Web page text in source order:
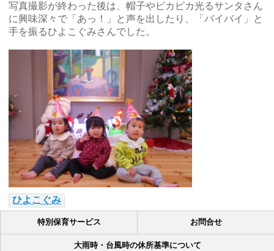
写真撮影が終わった後は、帽子やピカピカ光るサンタさん
に興味深々で「あっ！」と声を出したり、「バイバイ」と
手を振るひよこぐみさんでした。
ひよこぐみ
特別保育サービス お問合せ
大雨時・台風時の休所基準について